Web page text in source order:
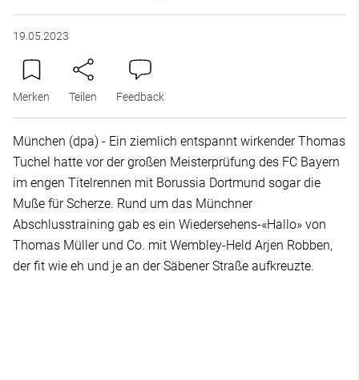
19.05.2023
Merken Teilen Feedback
München (dpa) - Ein ziemlich entspannt wirkender Thomas
Tuchel hatte vor der großen Meisterprüfung des FC Bayern
im engen Titelrennen mit Borussia Dortmund sogar die
Muße für Scherze. Rund um das Münchner
Abschlusstraining gab es ein Wiedersehens-«Hallo» von
Thomas Müller und Co. mit Wembley-Held Arjen Robben,
der fit wie eh und je an der Säbener Straße aufkreuzte.